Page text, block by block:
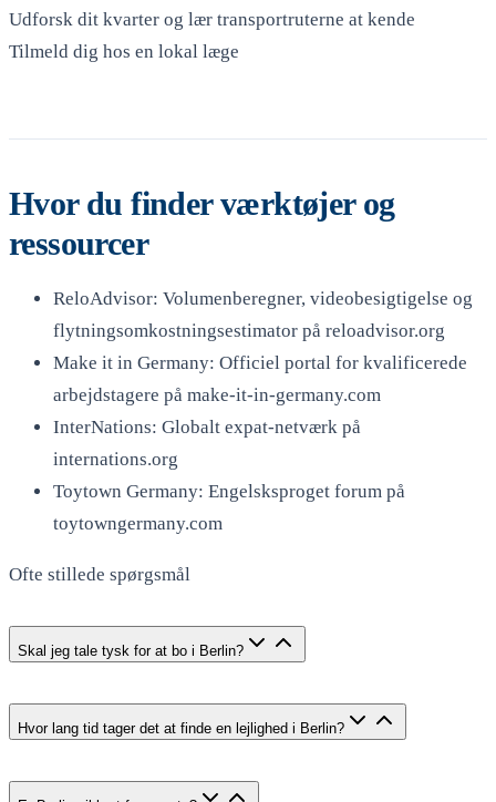
Udforsk dit kvarter og lær transportruterne at kende
Tilmeld dig hos en lokal læge
Hvor du finder værktøjer og
ressourcer
ReloAdvisor: Volumenberegner, videobesigtigelse og
flytningsomkostningsestimator på reloadvisor.org
Make it in Germany: Officiel portal for kvalificerede
arbejdstagere på make-it-in-germany.com
InterNations: Globalt expat-netværk på
internations.org
Toytown Germany: Engelsksproget forum på
toytowngermany.com
Ofte stillede spørgsmål
Skal jeg tale tysk for at bo i Berlin?
Hvor lang tid tager det at finde en lejlighed i Berlin?